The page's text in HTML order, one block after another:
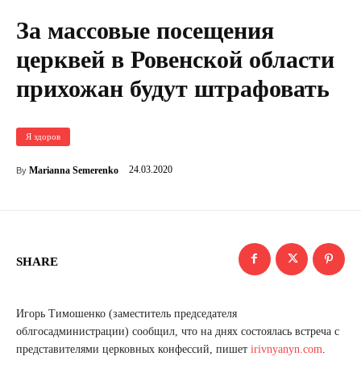
За массовые посещения
церквей в Ровенской области
прихожан будут штрафовать
Я здоров
By Marianna Semerenko 24.03.2020
SHARE
Игорь Тимошенко (заместитель председателя
облгосадминистрации) сообщил, что на днях состоялась встреча с
представителями церковных конфессий, пишет irivnyanyn.com